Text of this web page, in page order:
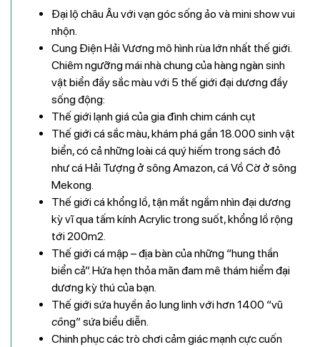
Đại lộ châu Âu với vạn góc sống ảo và mini show vui
nhộn.
Cung Điện Hải Vương mô hình rùa lớn nhất thế giới.
Chiêm ngưỡng mái nhà chung của hàng ngàn sinh
vật biển đầy sắc màu với 5 thế giới đại dương đầy
sống động:
Thế giới lạnh giá của gia đình chim cánh cụt
Thế giới cá sắc màu, khám phá gần 18.000 sinh vật
biển, có cả những loài cá quý hiếm trong sách đỏ
như cá Hải Tượng ở sông Amazon, cá Vồ Cờ ở sông
Mekong.
Thế giới cá khổng lồ, tận mắt ngắm nhìn đại dương
kỳ vĩ qua tấm kính Acrylic trong suốt, khổng lồ rộng
tới 200m2.
Thế giới cá mập – địa bàn của những “hung thần
biển cả”. Hứa hẹn thỏa mãn đam mê thám hiểm đại
dương kỳ thú của bạn.
Thế giới sứa huyền ảo lung linh với hơn 1400 “vũ
công” sứa biểu diễn.
Chinh phục các trò chơi cảm giác mạnh cực cuốn